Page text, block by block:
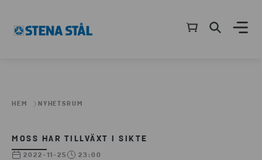
HEM NYHETSRUM
MOSS HAR TILLVÄXT I SIKTE
2022-11-25 23:00